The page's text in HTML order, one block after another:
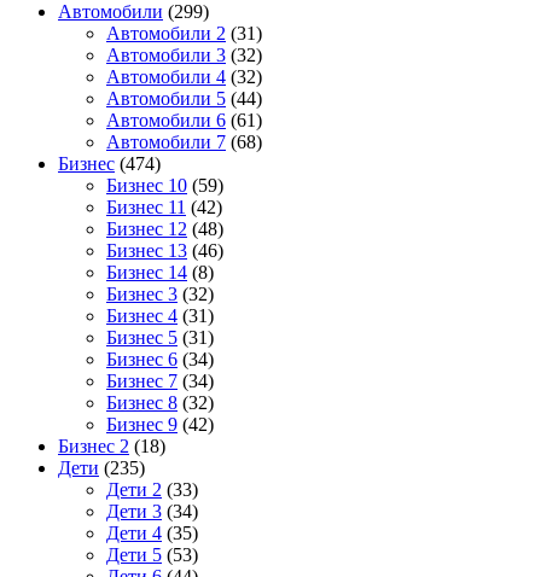
Автомобили (299)
Автомобили 2 (31)
Автомобили 3 (32)
Автомобили 4 (32)
Автомобили 5 (44)
Автомобили 6 (61)
Автомобили 7 (68)
Бизнес (474)
Бизнес 10 (59)
Бизнес 11 (42)
Бизнес 12 (48)
Бизнес 13 (46)
Бизнес 14 (8)
Бизнес 3 (32)
Бизнес 4 (31)
Бизнес 5 (31)
Бизнес 6 (34)
Бизнес 7 (34)
Бизнес 8 (32)
Бизнес 9 (42)
Бизнес 2 (18)
Дети (235)
Дети 2 (33)
Дети 3 (34)
Дети 4 (35)
Дети 5 (53)